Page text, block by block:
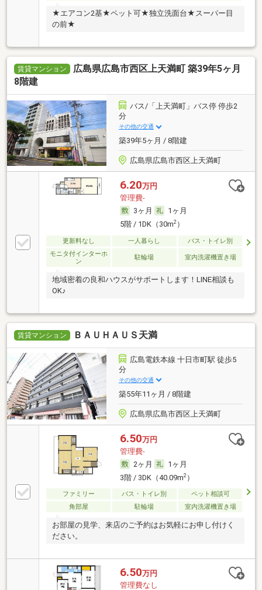
★エアコン2基★ペット可★独立洗面台★スーパー目
の前★
賃貸マンション
広島県広島市西区上天満町 築39年5ヶ月
8階建
バス/「上天満町」バス停 停歩2
分
その他の交通
築39年5ヶ月 / 8階建
広島県広島市西区上天満町
6.20万円
管理費-
3ヶ月
1ヶ月
5階 / 1DK（30m2）
更新料なし 一人暮らし
バス・トイレ別
モニタ付インターホ
ン
駐輪場 室内洗濯機置き場
地域密着の良和ハウスがサポートします！LINE相談も
OK♪
賃貸マンション ＢＡＵＨＡＵＳ天満
広島電鉄本線 十日市町駅 徒歩5
分
その他の交通
築55年11ヶ月 / 8階建
広島県広島市西区上天満町
6.50万円
管理費-
2ヶ月
1ヶ月
3階 / 3DK（40.09m2）
ファミリー バス・トイレ別
ペット相談可
角部屋
駐輪場 室内洗濯機置き場
お部屋の見学、来店のご予約はお気軽にお申し付けく
ださい。
6.50万円
管理費なし